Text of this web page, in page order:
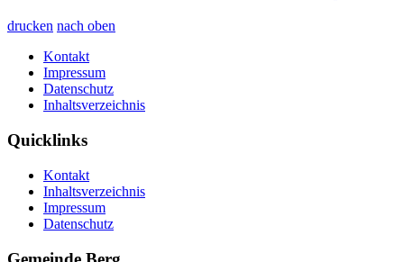
drucken nach oben
Kontakt
Impressum
Datenschutz
Inhaltsverzeichnis
Quicklinks
Kontakt
Inhaltsverzeichnis
Impressum
Datenschutz